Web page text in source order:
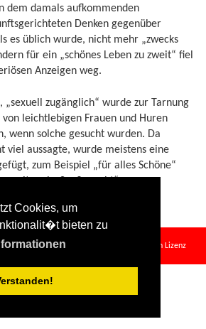
Cookies, um
bieten zu
dem damals aufkommenden
Denken gegenüber
es üblich wurde, nicht mehr „zwecks
für ein „schönes Leben zu zweit“ fiel
Anzeigen weg.
„sexuell zugänglich“ wurde zur Tarnung
leichtlebigen Frauen und Huren
wenn solche gesucht wurden. Da
viel aussagte, wurde meistens eine
zum Beispiel „für alles Schöne“
ist der Inhalt dieses Wikis unter der folgenden Lizenz